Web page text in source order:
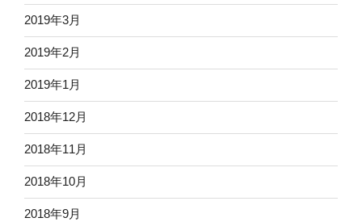
2019年3月
2019年2月
2019年1月
2018年12月
2018年11月
2018年10月
2018年9月